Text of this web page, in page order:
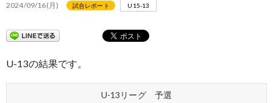
2024/09/16(月) 試合レポート U15-13
U-13の結果です。
U-13リーグ 予選